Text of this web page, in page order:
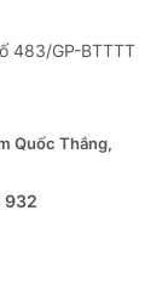
483/GP-BTTTT
Quốc Thắng,
932